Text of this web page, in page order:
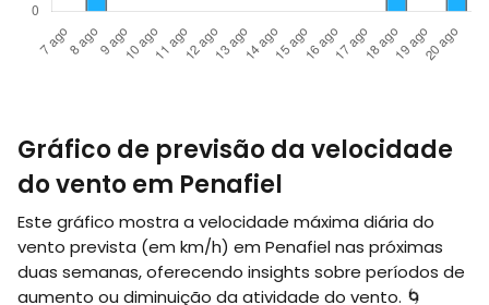
Gráfico de previsão da velocidade
do vento em Penafiel
Este gráfico mostra a velocidade máxima diária do
vento prevista (em km/h) em Penafiel nas próximas
duas semanas, oferecendo insights sobre períodos de
aumento ou diminuição da atividade do vento. 🌀